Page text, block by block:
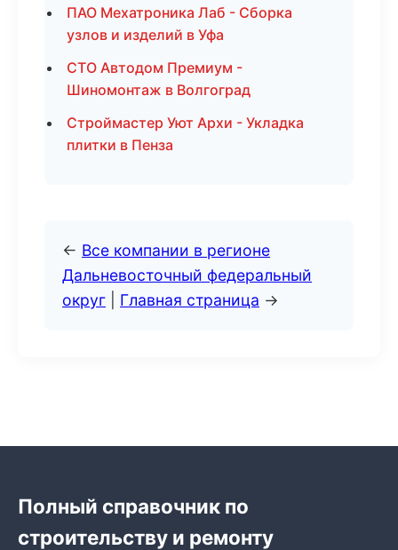
ПАО Мехатроника Лаб - Сборка
узлов и изделий в Уфа
СТО Автодом Премиум -
Шиномонтаж в Волгоград
Строймастер Уют Архи - Укладка
плитки в Пенза
← Все компании в регионе
Дальневосточный федеральный
округ
Главная страница →
Полный справочник по
строительству и ремонту